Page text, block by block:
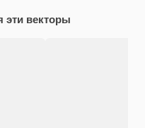
эти векторы